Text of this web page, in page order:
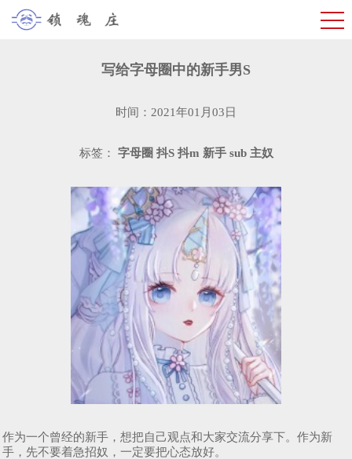
写给字母圈中的新手男S
时间：2021年01月03日
标签： 字母圈 抖S 抖m 新手 sub 主奴
作为一个曾经的新手，想把自己观点和大家交流分享下。作为新
手，先不要着急招奴，一定要把心态放好。